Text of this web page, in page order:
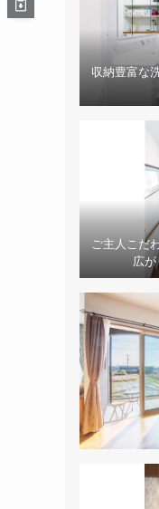
収納豊富な
ご主人こだ
広